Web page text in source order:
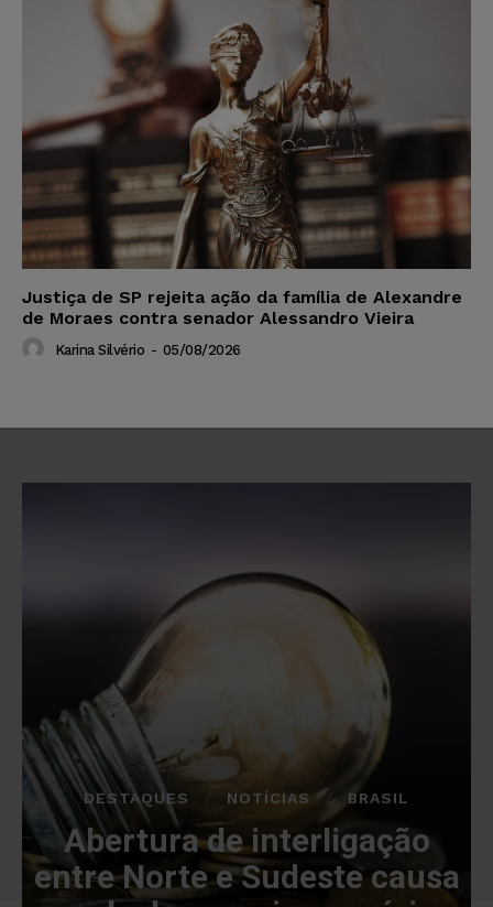
Justiça de SP rejeita ação da família de Alexandre
de Moraes contra senador Alessandro Vieira
Karina Silvério - 05/08/2026